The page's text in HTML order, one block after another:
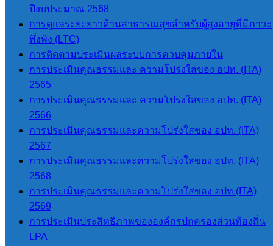
ปีงบประมาณ 2568
การดูแลระยะยาวด้านสาธารณสุขสำหรับผู้สูงอายุที่มีภาวะ
พึ่งพิง (LTC)
การติดตามประเมินผลระบบการควบคุมภายใน
การประเมินคุณธรรมและ ความโปร่งใสของ อปท. (ITA)
2565
การประเมินคุณธรรมและ ความโปร่งใสของ อปท. (ITA)
2566
การประเมินคุณธรรมและความโปร่งใสของ อปท. (ITA)
2567
การประเมินคุณธรรมและความโปร่งใสของ อปท. (ITA)
2568
การประเมินคุณธรรมและความโปร่งใสของ อปท.(ITA)
2569
การประเมินประสิทธิภาพขององค์กรปกครองส่วนท้องถิ่น
LPA
จำนวนผู้อ่าน : 278
นายโอฬาร ปาริฉัตรพงศ์
นายกองค์การบริหารส่วนตำบลสบป่อง
โทร 080-034-6787
เมนูหลัก
หน้าแรก
ข้อมูลทั่วไป
ประวัติองค์การบริหารส่วนตำบลสบ